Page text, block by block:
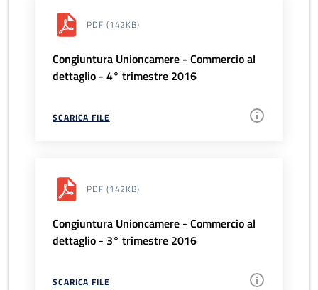
PDF (142KB)
Congiuntura Unioncamere - Commercio al
dettaglio - 4° trimestre 2016
SCARICA FILE
PDF (142KB)
Congiuntura Unioncamere - Commercio al
dettaglio - 3° trimestre 2016
SCARICA FILE